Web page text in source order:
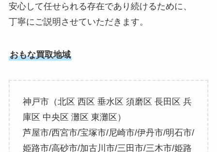
安心して任せられる存在であり続けるために、
丁寧にご説明させていただきます。
おもな買取地域
神戸市（北区 西区 垂水区 須磨区 長田区 兵
庫区 中央区 灘区 東灘区）
芦屋市/西宮市/宝塚市/尼崎市/伊丹市/明石市/
姫路市/高砂市/加古川市/三田市/三木市/姫路